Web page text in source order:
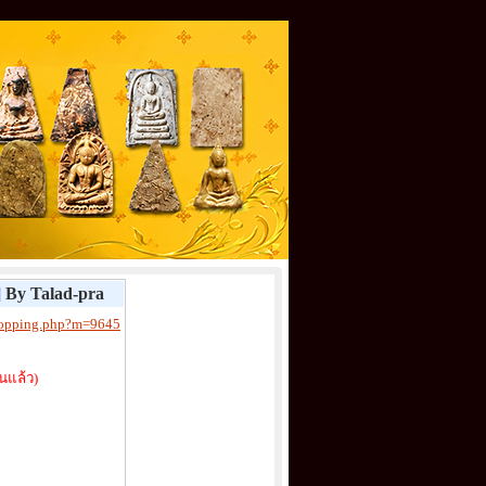
By Talad-pra
แล้ว)